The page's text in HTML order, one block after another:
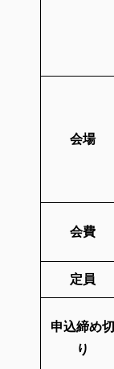
会場
会費
定員
申込締め切
り